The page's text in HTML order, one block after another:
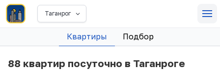
Таганрог
Квартиры Подбор
88 квартир посуточно в Таганроге